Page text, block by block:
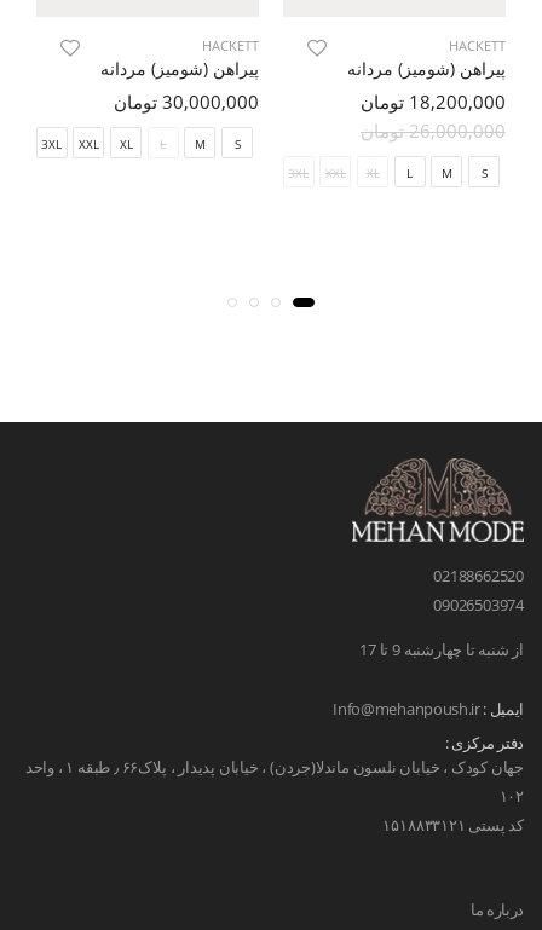
HACKETT
پیراهن (شومیز) مردانه
18,200,000 تومان
26,000,000 تومان
S
M
L
XL
XXL
3XL
HACKETT
پیراهن (شومیز) مردانه
30,000,000 تومان
S
M
L
XL
XXL
3XL
02188662520
09026503974
از شنبه تا چهارشنبه 9 تا 17
ایمیل :Info@mehanpoush.ir
دفتر مرکزی :
جهان کودک ، خیابان نلسون ماندلا(جردن) ، خیابان پدیدار ، پلاک۶۶ ٫ طبقه ۱ ، واحد
۱۰۲
کد پستی ۱۵۱۸۸۳۳۱۲۱
درباره ما